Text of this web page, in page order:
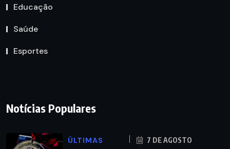
Educação
Saúde
Esportes
Notícias Populares
ÚLTIMAS
7 DE AGOSTO